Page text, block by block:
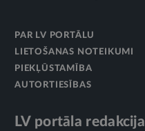
PAR LV PORTĀLU
LIETOŠANAS NOTEIKUMI
PIEKĻŪSTAMĪBA
AUTORTIESĪBAS
LV portāla redakcija